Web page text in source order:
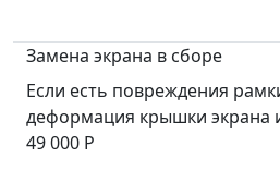
Замена экрана в сборе
Если есть повреждения
деформация крышки экрана
49 000 Р